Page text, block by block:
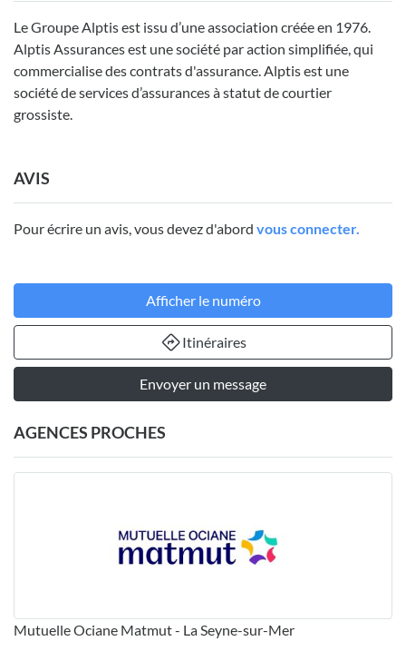
Le Groupe Alptis est issu d’une association créée en 1976.
Alptis Assurances est une société par action simplifiée, qui
commercialise des contrats d'assurance. Alptis est une
société de services d’assurances à statut de courtier
grossiste.
AVIS
Pour écrire un avis, vous devez d'abord vous connecter.
Afficher le numéro
Itinéraires
Envoyer un message
AGENCES PROCHES
Mutuelle Ociane Matmut - La Seyne-sur-Mer